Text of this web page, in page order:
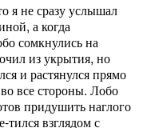
я не сразу услышал
а когда
сомкнулись на
из укрытия, но
и растянулся прямо
все стороны. Лобо
придушить наглого
тился взглядом с